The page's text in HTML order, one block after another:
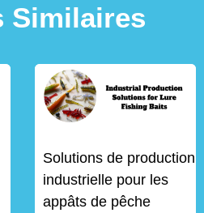
Similaires
Solutions de production
industrielle pour les
appâts de pêche